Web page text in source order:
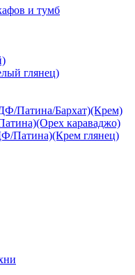
и тумб
глянец)
Патина/Бархат)(Крем)
караваджо)
Патина)(Крем глянец)